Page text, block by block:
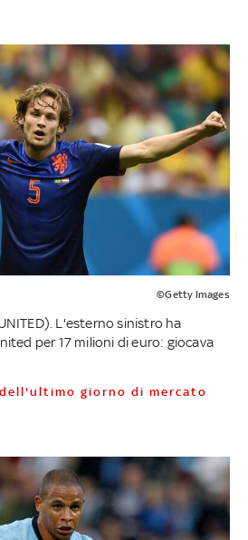
©Getty Images
L'esterno sinistro ha
per 17 milioni di euro: giocava
giorno di mercato